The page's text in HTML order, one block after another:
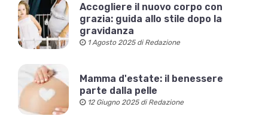
Accogliere il nuovo corpo con
grazia: guida allo stile dopo la
gravidanza
1 Agosto 2025 di Redazione
Mamma d'estate: il benessere
parte dalla pelle
12 Giugno 2025 di Redazione